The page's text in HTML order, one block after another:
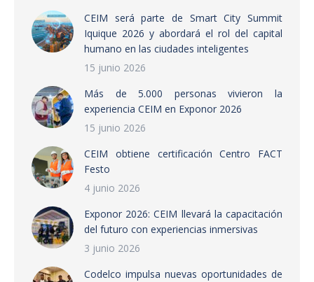
CEIM será parte de Smart City Summit
Iquique 2026 y abordará el rol del capital
humano en las ciudades inteligentes
15 junio 2026
Más de 5.000 personas vivieron la
experiencia CEIM en Exponor 2026
15 junio 2026
CEIM obtiene certificación Centro FACT
Festo
4 junio 2026
Exponor 2026: CEIM llevará la capacitación
del futuro con experiencias inmersivas
3 junio 2026
Codelco impulsa nuevas oportunidades de